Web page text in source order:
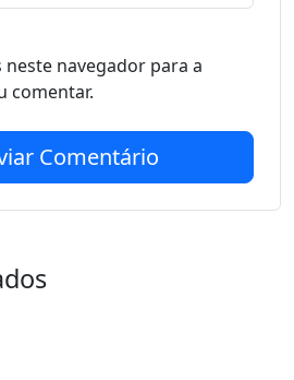
neste navegador para a
comentar.
Comentário